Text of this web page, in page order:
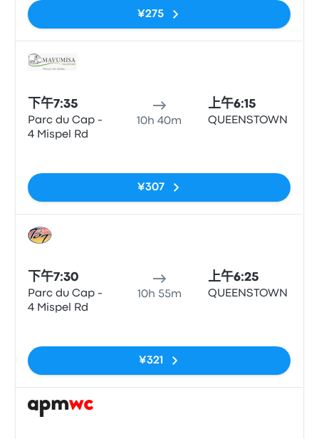
¥275
下午7:35
Parc du Cap -
4 Mispel Rd
10h 40m
上午6:15
QUEENSTOWN
¥307
下午7:30
Parc du Cap -
4 Mispel Rd
10h 55m
上午6:25
QUEENSTOWN
¥321